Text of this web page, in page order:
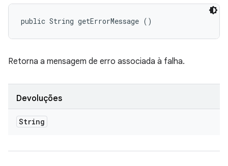
public String getErrorMessage ()
Retorna a mensagem de erro associada à falha.
Devoluções
String